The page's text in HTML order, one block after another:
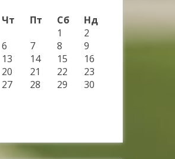
Чт Пт Сб
Нд
1
2
6 7 8
9
13 14 15
16
20 21 22
23
27 28 29
30